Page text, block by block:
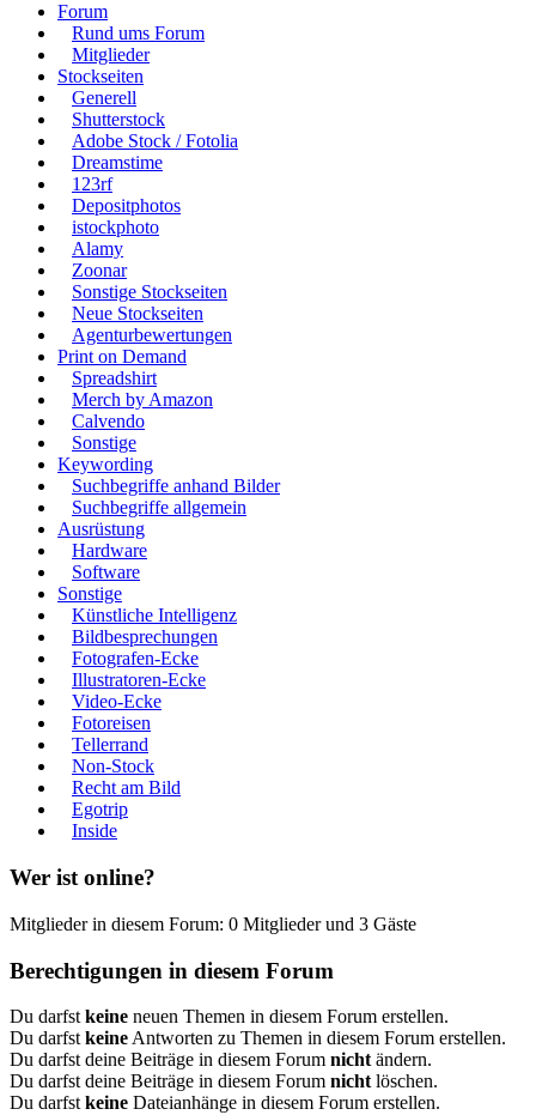
Forum
Rund ums Forum
Mitglieder
Stockseiten
Generell
Shutterstock
Adobe Stock / Fotolia
Dreamstime
123rf
Depositphotos
istockphoto
Alamy
Zoonar
Sonstige Stockseiten
Neue Stockseiten
Agenturbewertungen
Print on Demand
Spreadshirt
Merch by Amazon
Calvendo
Sonstige
Keywording
Suchbegriffe anhand Bilder
Suchbegriffe allgemein
Ausrüstung
Hardware
Software
Sonstige
Künstliche Intelligenz
Bildbesprechungen
Fotografen-Ecke
Illustratoren-Ecke
Video-Ecke
Fotoreisen
Tellerrand
Non-Stock
Recht am Bild
Egotrip
Inside
Wer ist online?
Mitglieder in diesem Forum: 0 Mitglieder und 3 Gäste
Berechtigungen in diesem Forum
Du darfst keine neuen Themen in diesem Forum erstellen.
Du darfst keine Antworten zu Themen in diesem Forum erstellen.
Du darfst deine Beiträge in diesem Forum nicht ändern.
Du darfst deine Beiträge in diesem Forum nicht löschen.
Du darfst keine Dateianhänge in diesem Forum erstellen.